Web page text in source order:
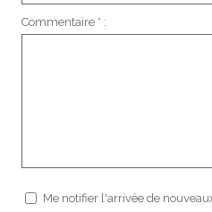
Commentaire * :
Me notifier l'arrivée de